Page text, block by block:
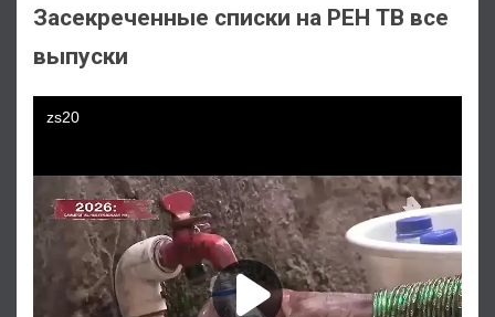
Засекреченные списки на РЕН ТВ все
выпуски